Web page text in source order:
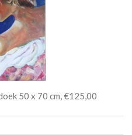
50 x 70 cm, €125,00